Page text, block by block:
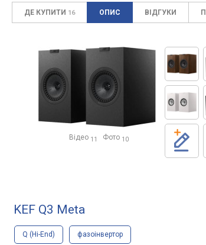
ДЕ КУПИТИ 16 ОПИС ВІДГУКИ
Відео 11 Фото 10
KEF Q3 Meta
Q (Hi-End) фазоінвертор